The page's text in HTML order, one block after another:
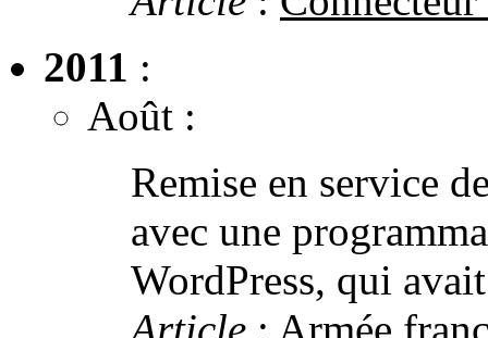
2011 :
Août :
Remise en service
avec une
WordPress, qui